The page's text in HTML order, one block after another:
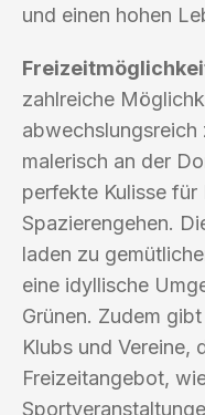
und einen hohen
zahlreiche
malerisch an der
perfekte Kulisse für
Spazierengehen.
laden zu
eine idyllische
Grünen. Zudem
Klubs und Vereine,
Freizeitangebot,